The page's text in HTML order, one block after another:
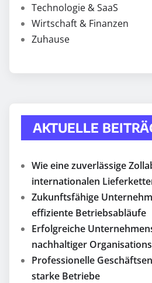
Technologie & SaaS
Wirtschaft & Finanzen
Zuhause
AKTUELLE
Wie eine zuverlässige
internationalen
Zukunftsfähige
effiziente Betriebsabläufe
Erfolgreiche
nachhaltiger
Professionelle
starke Betriebe